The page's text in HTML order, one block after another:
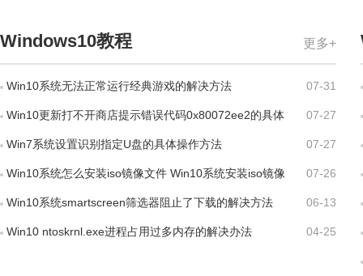
更多+
Windows10教程
07-31
Win10系统无法正常运行经典游戏的解决方法
07-27
Win10更新打不开商店提示错误代码0x80072ee2的具体
07-27
Win7系统设置识别指定U盘的具体操作方法
07-26
Win10系统怎么安装iso镜像文件 Win10系统安装iso镜像
06-13
Win10系统smartscreen筛选器阻止了下载的解决方法
04-25
Win10 ntoskrnl.exe进程占用过多内存的解决办法